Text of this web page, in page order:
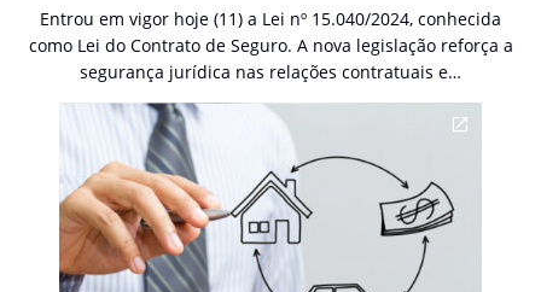
Entrou em vigor hoje (11) a Lei nº 15.040/2024, conhecida
como Lei do Contrato de Seguro. A nova legislação reforça a
segurança jurídica nas relações contratuais e…